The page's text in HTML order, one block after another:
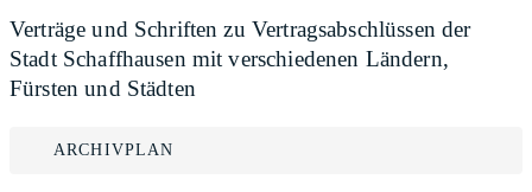
Verträge und Schriften zu Vertragsabschlüssen der
Stadt Schaffhausen mit verschiedenen Ländern,
Fürsten und Städten
ARCHIVPLAN